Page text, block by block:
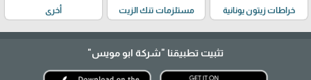
خراطات زيتون يونانية مستلزمات تنك الزيت أخرى
تثبيت تطبيقنا "شركة ابو مويس"